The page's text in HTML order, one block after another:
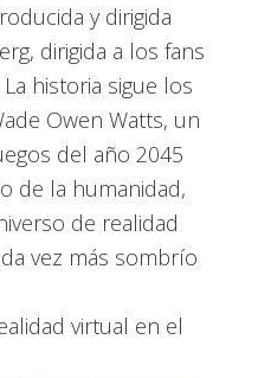
y dirigida
dirigida a los fans
historia sigue los
Owen Watts, un
del año 2045
de la humanidad,
de realidad
vez más sombrío
virtual en el